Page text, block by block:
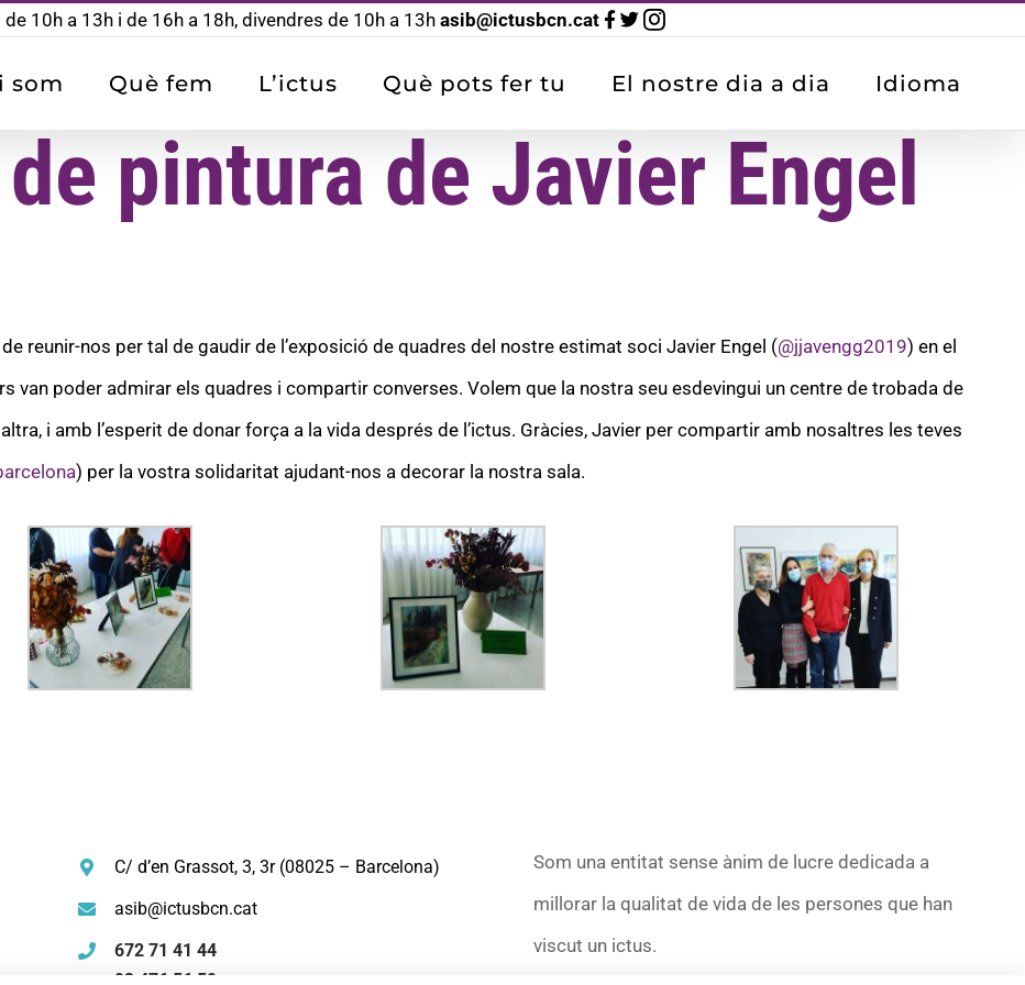
10h a 13h i de 16h a 18h, divendres de 10h a 13hasib@ictusbcn.cat
som Què fem L’ictus Què pots fer tu El nostre dia a dia Idioma
pintura de Javier Engel
reunir-nos per tal de gaudir de l’exposició de quadres del nostre estimat soci Javier Engel (@jjavengg2019) en el
van poder admirar els quadres i compartir converses. Volem que la nostra seu esdevingui un centre de trobada de
i amb l’esperit de donar força a la vida després de l’ictus. Gràcies, Javier per compartir amb nosaltres les teves
) per la vostra solidaritat ajudant-nos a decorar la nostra sala.
C/ d’en Grassot, 3, 3r (08025 – Barcelona)
asib@ictusbcn.cat
672 71 41 44
93 476 56 59
Som una entitat sense ànim de lucre dedicada a
millorar la qualitat de vida de les persones que han
viscut un ictus.